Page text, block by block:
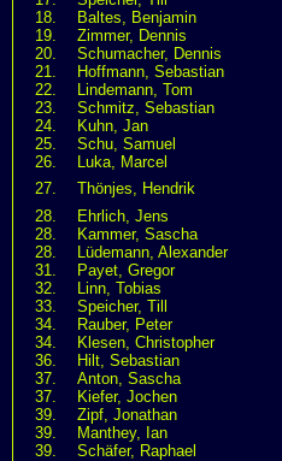
18.
Baltes, Benjamin
19.
Zimmer, Dennis
20.
Schumacher, Dennis
21.
Hoffmann, Sebastian
22.
Lindemann, Tom
23.
Schmitz, Sebastian
24.
Kuhn, Jan
25.
Schu, Samuel
26.
Luka, Marcel
27.
Thönjes, Hendrik
28.
Ehrlich, Jens
28.
Kammer, Sascha
28.
Lüdemann, Alexander
31.
Payet, Gregor
32.
Linn, Tobias
33.
Speicher, Till
34.
Rauber, Peter
34.
Klesen, Christopher
36.
Hilt, Sebastian
37.
Anton, Sascha
37.
Kiefer, Jochen
39.
Zipf, Jonathan
39.
Manthey, Ian
39.
Schäfer, Raphael